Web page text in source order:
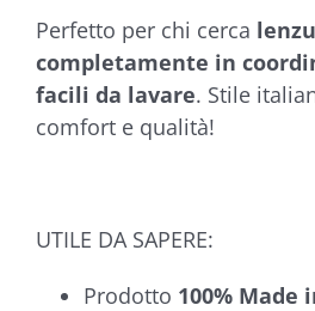
Perfetto per chi cerca
completamente in
facili da lavare. Stile
comfort e qualità!
UTILE DA SAPERE:
Prodotto 100% Made